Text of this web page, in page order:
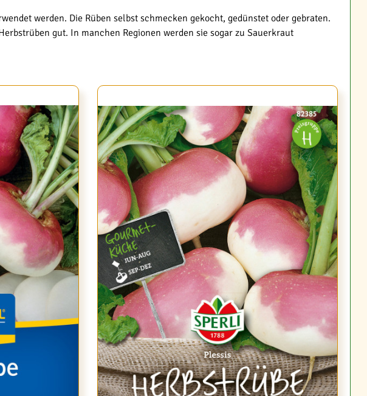
werden. Die Rüben selbst schmecken gekocht, gedünstet oder gebraten.
gut. In manchen Regionen werden sie sogar zu Sauerkraut